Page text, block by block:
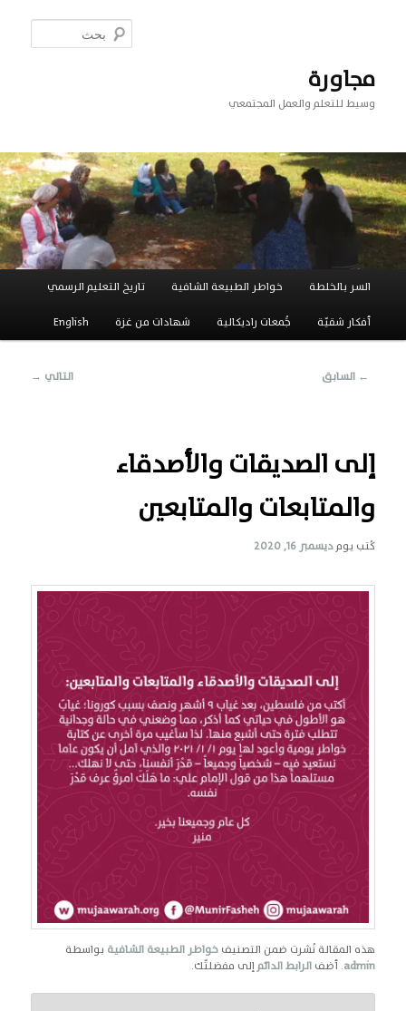
مجاورة
وسيط للتعلم والعمل المجتمعي
السر بالخلطة خواطر الطبيعة الشافية تاريخ التعليم الرسمي
أفكار شقيّة جَُمعات راديكالية شهادات من غزة English
تصفّح
← السابق التالي →
إلى الصديقات والأصدقاء
والمتابعات والمتابعين
كُتب يومديسمبر 16, 2020
هذه المقالة نُشرت ضمن التصنيفخواطر الطبيعة الشافية بواسطة
admin. أضفالرابط الدائم إلى مفضلتّك.